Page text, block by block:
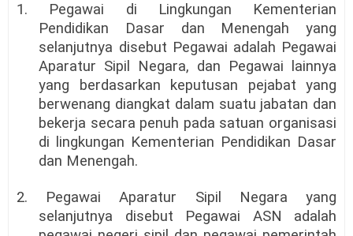
1. Pegawai di Lingkungan Kementerian
Pendidikan Dasar dan Menengah yang
selanjutnya disebut Pegawai adalah Pegawai
Aparatur Sipil Negara, dan Pegawai lainnya
yang berdasarkan keputusan pejabat yang
berwenang diangkat dalam suatu jabatan dan
bekerja secara penuh pada satuan organisasi
di lingkungan Kementerian Pendidikan Dasar
dan Menengah.
2. Pegawai Aparatur Sipil Negara yang
selanjutnya disebut Pegawai ASN adalah